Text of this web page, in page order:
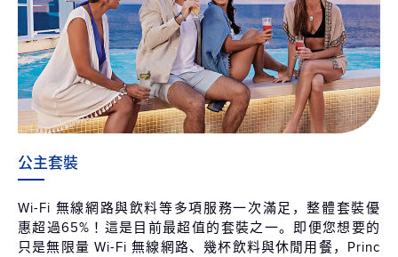
公主套裝
Wi-Fi 無線網路與飲料等多項服務一次滿足，整體套裝優
惠超過65%！這是目前最超值的套裝之一。即便您想要的
只是無限量 Wi-Fi 無線網路、幾杯飲料與休閒用餐，Princ